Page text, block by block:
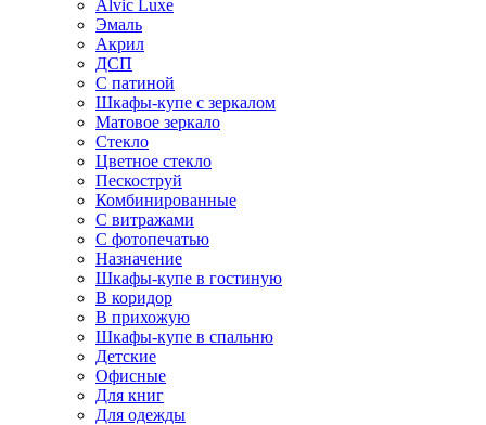
Alvic Luxe
Эмаль
Акрил
ДСП
С патиной
Шкафы-купе с зеркалом
Матовое зеркало
Стекло
Цветное стекло
Пескоструй
Комбинированные
С витражами
С фотопечатью
Назначение
Шкафы-купе в гостиную
В коридор
В прихожую
Шкафы-купе в спальню
Детские
Офисные
Для книг
Для одежды